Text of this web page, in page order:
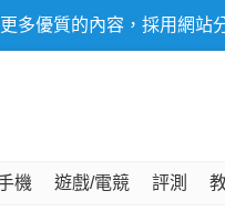
多優質的內容，採用網站
機 遊戲/電競 評測